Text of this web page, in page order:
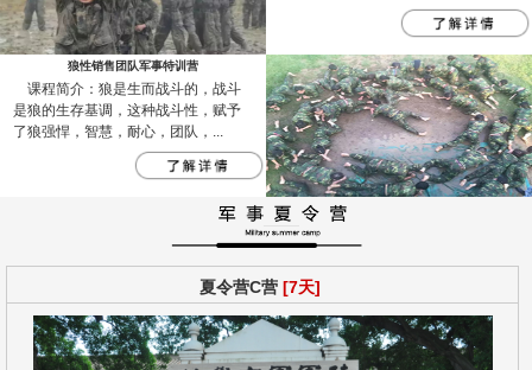
狼性销售团队军事特训营
课程简介：狼是生而战斗的，战斗
是狼的生存基调，这种战斗性，赋予
了狼强悍，智慧，耐心，团队，...
夏令营C营[7天]